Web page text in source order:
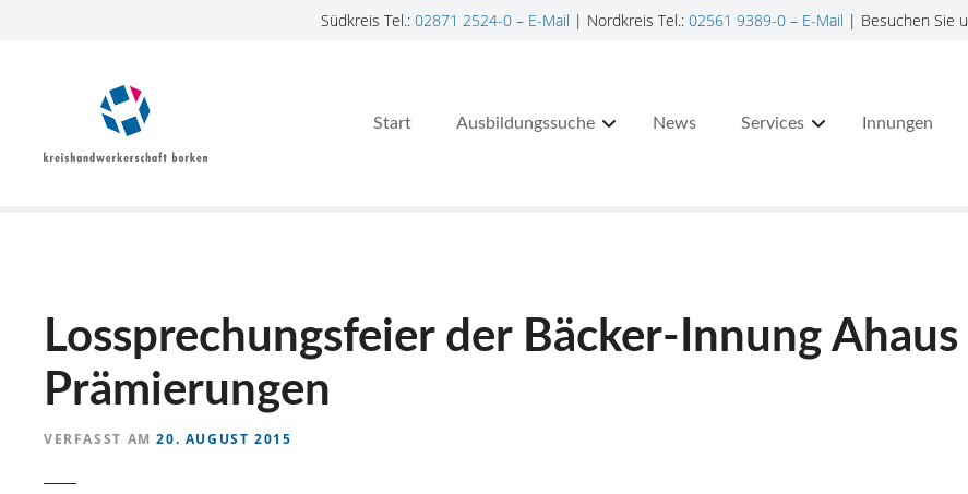
Südkreis Tel.: 02871 2524-0– E-Mail | Nordkreis Tel.: 02561 9389-0– E-Mail | Besuchen Sie
Start Ausbildungssuche News Services Innungen
Lossprechungsfeier der Bäcker-Innung
Prämierungen
VERFASST AM 20. AUGUST 2015